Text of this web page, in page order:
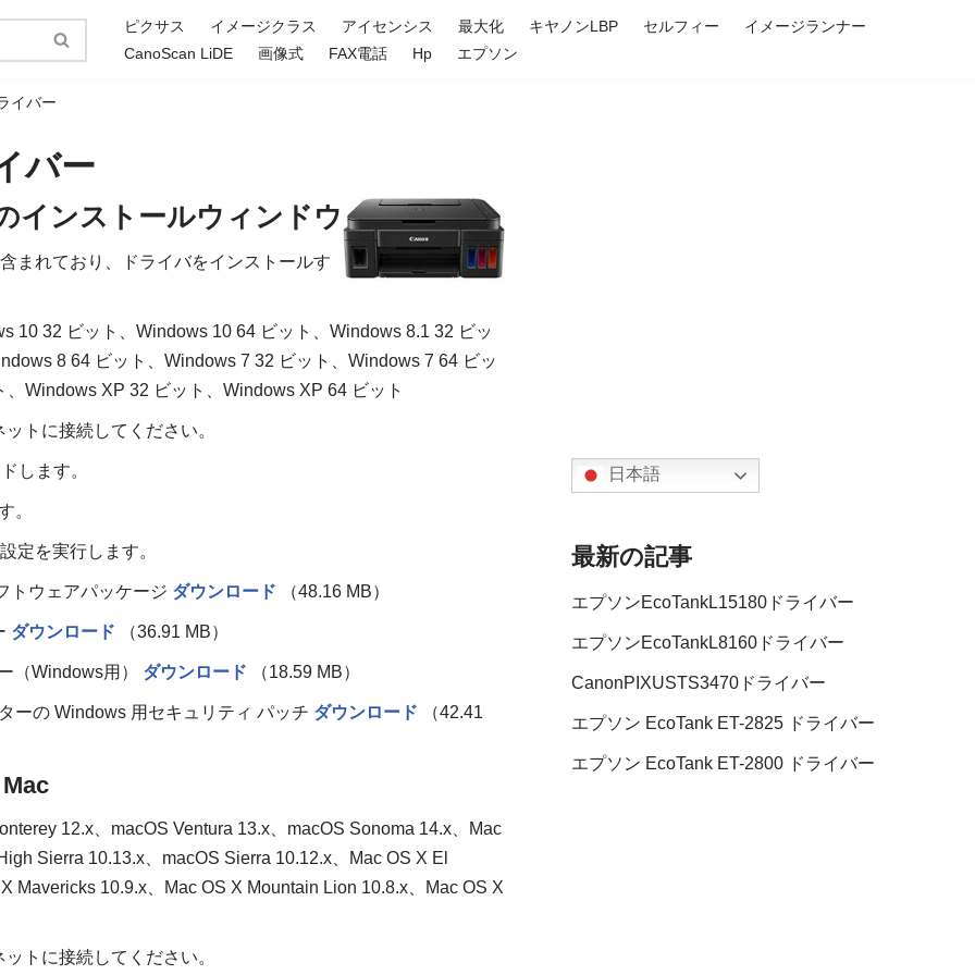
ピクサス イメージクラス アイセンシス 最大化 キヤノンLBP セルフィー
イメージランナー
CanoScan LiDE
画像式 FAX電話 Hp エプソン
イバー
バー
インストールウィンドウ
まれており、ドライバをインストールす
10 32 ビット、Windows 10 64 ビット、Windows 8.1 32 ビッ
8 64 ビット、Windows 7 32 ビット、Windows 7 64 ビッ
Windows XP 32 ビット、Windows XP 64 ビット
トに接続してください。
します。
。
定を実行します。
トウェアパッケージ ダウンロード （48.16 MB）
ダウンロード （36.91 MB）
（Windows用） ダウンロード （18.59 MB）
ーの Windows 用セキュリティ パッチ ダウンロード （42.41
12.x、macOS Ventura 13.x、macOS Sonoma 14.x、Mac
Sierra 10.13.x、macOS Sierra 10.12.x、Mac OS X El
Mavericks 10.9.x、Mac OS X Mountain Lion 10.8.x、Mac OS X
トに接続してください。
日本語
最新の記事
エプソンEcoTankL15180ドライバー
エプソンEcoTankL8160ドライバー
CanonPIXUSTS3470ドライバー
エプソン EcoTank ET-2825 ドライバー
エプソン EcoTank ET-2800 ドライバー